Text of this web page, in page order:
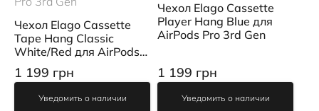
Чехол Elago Cassette
Tape Hang Classic
White/Red для AirPods
Pro 3rd Gen
1 199 грн
Уведомить о наличии
Чехол Elago Cassette
Player Hang Blue для
AirPods Pro 3rd Gen
1 199 грн
Уведомить о наличии